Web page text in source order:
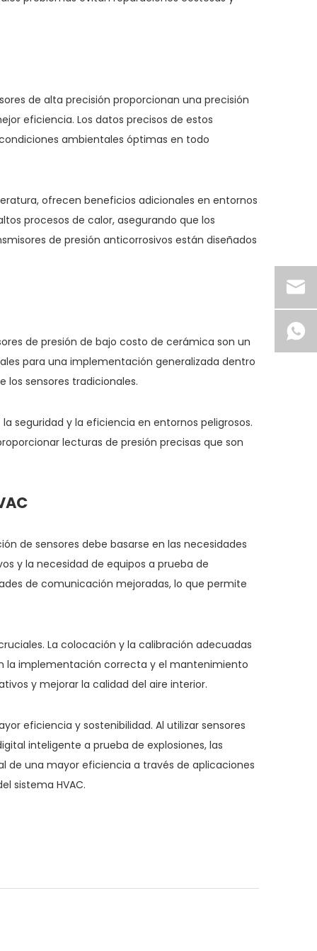
de alta precisión proporcionan una precisión
eficiencia. Los datos precisos de estos
ambientales óptimas en todo
ofrecen beneficios adicionales en entornos
procesos de calor, asegurando que los
de presión anticorrosivos están diseñados
de presión de bajo costo de cerámica son un
para una implementación generalizada dentro
los sensores tradicionales.
seguridad y la eficiencia en entornos peligrosos.
lecturas de presión precisas que son
de sensores debe basarse en las necesidades
y la necesidad de equipos a prueba de
de comunicación mejoradas, lo que permite
La colocación y la calibración adecuadas
la implementación correcta y el mantenimiento
y mejorar la calidad del aire interior.
eficiencia y sostenibilidad. Al utilizar sensores
inteligente a prueba de explosiones, las
de una mayor eficiencia a través de aplicaciones
sistema HVAC.